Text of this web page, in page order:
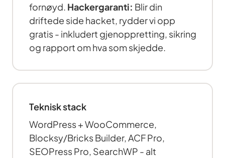
fornøyd. Hackergaranti: Blir din
driftede side hacket, rydder vi opp
gratis - inkludert gjenoppretting, sikring
og rapport om hva som skjedde.
Teknisk stack
WordPress + WooCommerce,
Blocksy/Bricks Builder, ACF Pro,
SEOPress Pro, SearchWP - alt